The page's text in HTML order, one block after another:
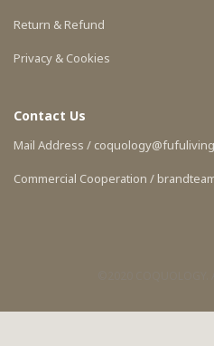
Return & Refund
Privacy & Cookies
Contact Us
Mail Address /
Commercial Cooperation /